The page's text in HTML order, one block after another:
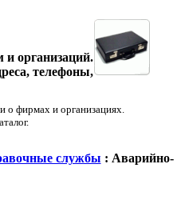
организаций.
телефоны,
о фирмах и организациях.
службы : Аварийно-